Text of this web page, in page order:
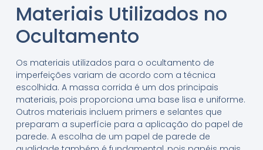
Materiais Utilizados no
Ocultamento
Os materiais utilizados para o ocultamento de
imperfeições variam de acordo com a técnica
escolhida. A massa corrida é um dos principais
materiais, pois proporciona uma base lisa e uniforme.
Outros materiais incluem primers e selantes que
preparam a superfície para a aplicação do papel de
parede. A escolha de um papel de parede de